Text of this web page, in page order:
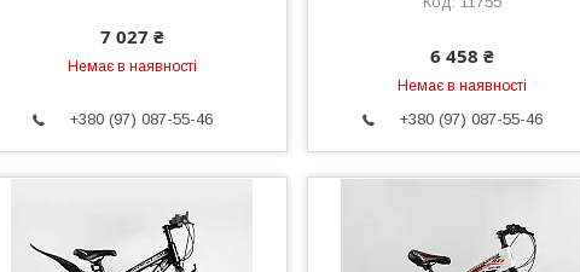
7 027 ₴
Немає в наявності
+380 (97) 087-55-46
6 458 ₴
Немає в наявності
+380 (97) 087-55-46